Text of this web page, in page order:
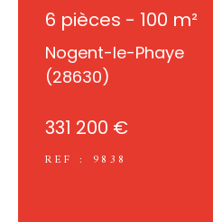
6 pièces - 100 m²
Nogent-le-Phaye
(28630)
331 200 €
REF : 9838